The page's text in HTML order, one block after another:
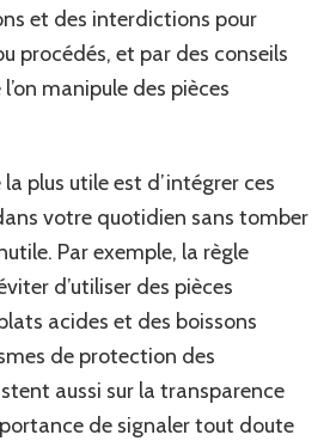
et des interdictions pour
procédés, et par des conseils
manipule des pièces
la plus utile est d’intégrer ces
votre quotidien sans tomber
Par exemple, la règle
d’utiliser des pièces
acides et des boissons
de protection des
aussi sur la transparence
de signaler tout doute